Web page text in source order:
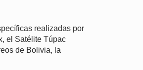
realizadas por
el Satélite Túpac
de Bolivia, la